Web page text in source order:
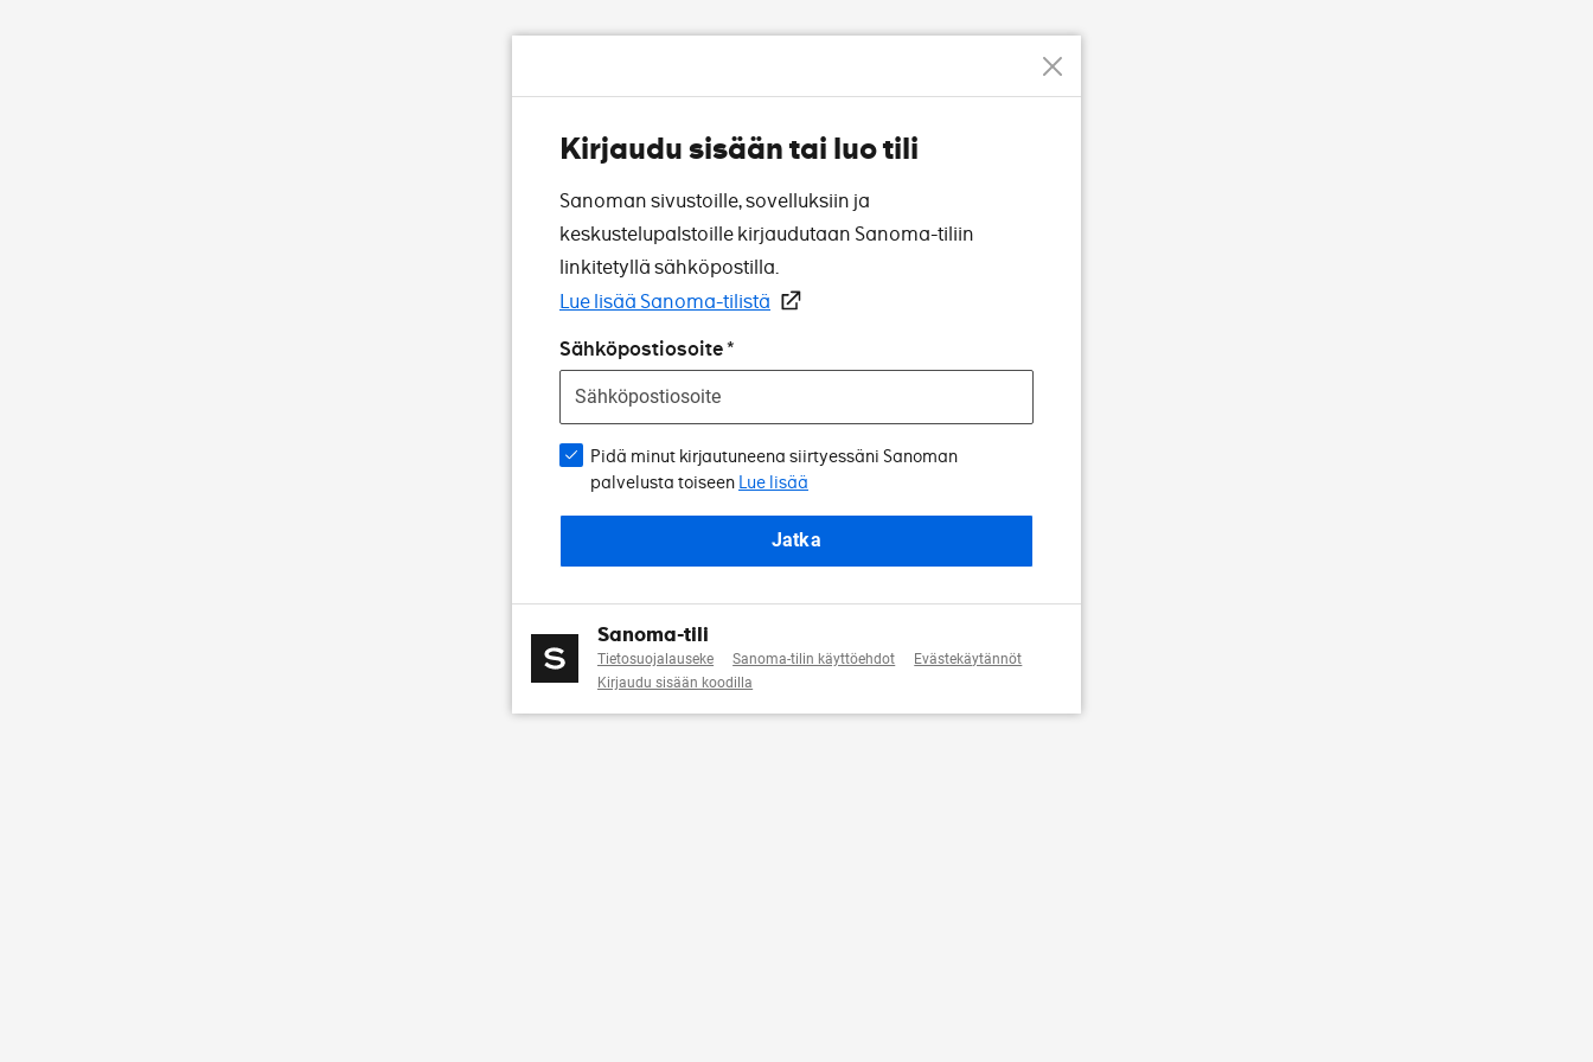
Kirjaudu sisään tai luo tili
Sanoman sivustoille, sovelluksiin ja
keskustelupalstoille kirjaudutaan Sanoma-tiliin
linkitetyllä sähköpostilla.
Lue lisää Sanoma-tilistä
Sähköpostiosoite
Pidä minut kirjautuneena siirtyessäni Sanoman
palvelusta toiseen Lue lisää
Jatka
Sanoma-tili
Tietosuojalauseke Sanoma-tilin käyttöehdot
Evästekäytännöt
Kirjaudu sisään koodilla